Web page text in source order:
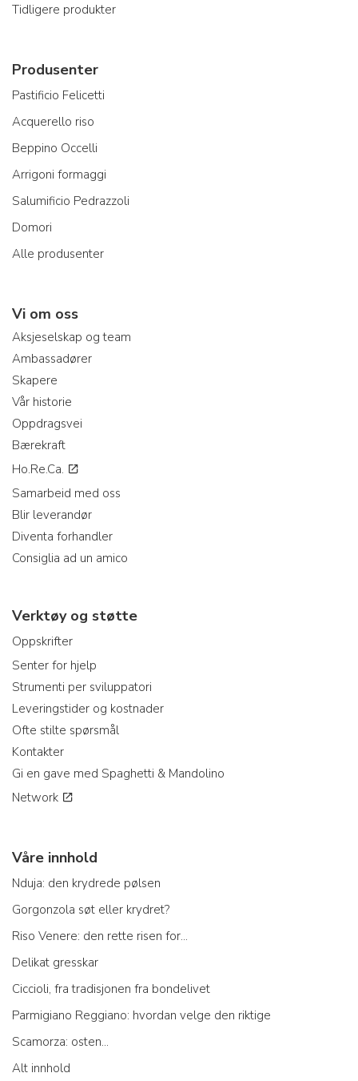
Tidligere produkter
Produsenter
Pastificio Felicetti
Acquerello riso
Beppino Occelli
Arrigoni formaggi
Salumificio Pedrazzoli
Domori
Alle produsenter
Vi om oss
Aksjeselskap og team
Ambassadører
Skapere
Vår historie
Oppdragsvei
Bærekraft
Ho.Re.Ca.
Samarbeid med oss
Blir leverandør
Diventa forhandler
Consiglia ad un amico
Verktøy og støtte
Oppskrifter
Senter for hjelp
Strumenti per sviluppatori
Leveringstider og kostnader
Ofte stilte spørsmål
Kontakter
Gi en gave med Spaghetti & Mandolino
Network
Våre innhold
Nduja: den krydrede pølsen
Gorgonzola søt eller krydret?
Riso Venere: den rette risen for...
Delikat gresskar
Ciccioli, fra tradisjonen fra bondelivet
Parmigiano Reggiano: hvordan velge den riktige
Scamorza: osten...
Alt innhold